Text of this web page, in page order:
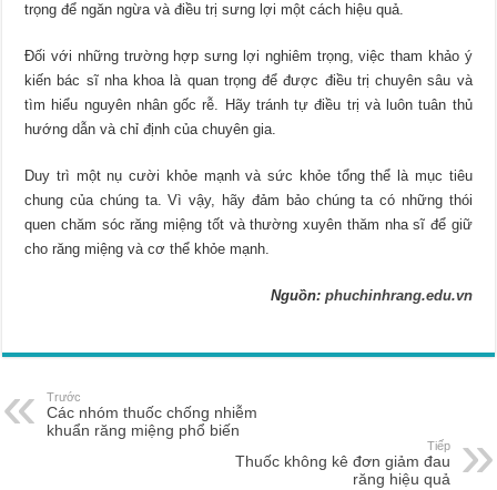
trọng để ngăn ngừa và điều trị sưng lợi một cách hiệu quả.
Đối với những trường hợp sưng lợi nghiêm trọng, việc tham khảo ý
kiến ​​bác sĩ nha khoa là quan trọng để được điều trị chuyên sâu và
tìm hiểu nguyên nhân gốc rễ. Hãy tránh tự điều trị và luôn tuân thủ
hướng dẫn và chỉ định của chuyên gia.
Duy trì một nụ cười khỏe mạnh và sức khỏe tổng thể là mục tiêu
chung của chúng ta. Vì vậy, hãy đảm bảo chúng ta có những thói
quen chăm sóc răng miệng tốt và thường xuyên thăm nha sĩ để giữ
cho răng miệng và cơ thể khỏe mạnh.
Nguồn: phuchinhrang.edu.vn
Trước
Các nhóm thuốc chống nhiễm
khuẩn răng miệng phổ biến
Tiếp
Thuốc không kê đơn giảm đau
răng hiệu quả